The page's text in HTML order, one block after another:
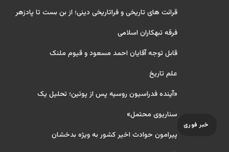
خبر فوری
قرائت های تاریخی و فراتاریخی دینی؛ از بن بست تا پادزهر
فرقه تبهکاران اسلامی
قابل توجه آقایان احمد مسعود و قیوم ملنک
علم تاریخ
«آینده فدراسیون روسیه پس از پوتین؛ تحلیل یک
سناریوی محتمل»
پیرامون حوادث اخیر کشور به ویژه بدخشان